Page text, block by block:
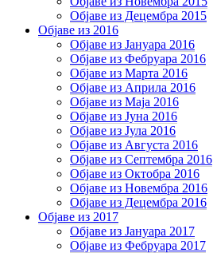
Објаве из Децембра 2015
Објаве из 2016
Објаве из Јануара 2016
Објаве из Фебруара 2016
Објаве из Марта 2016
Објаве из Априла 2016
Објаве из Маја 2016
Објаве из Јуна 2016
Објаве из Јула 2016
Објаве из Августа 2016
Објаве из Септембра 2016
Објаве из Октобра 2016
Објаве из Новембра 2016
Објаве из Децембра 2016
Објаве из 2017
Објаве из Јануара 2017
Објаве из Фебруара 2017